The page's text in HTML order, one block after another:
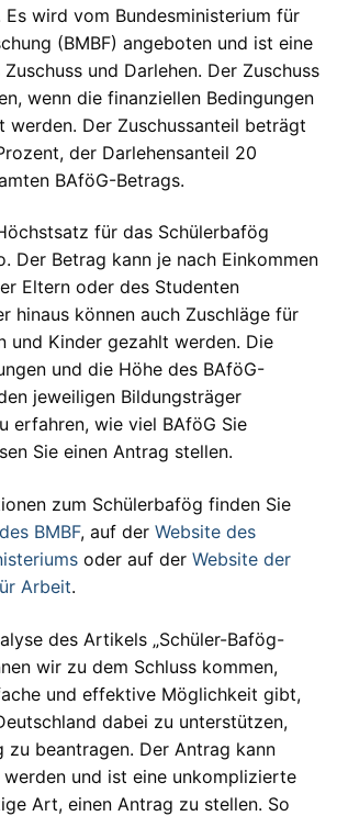
wird vom Bundesministerium für
(BMBF) angeboten und ist eine
und Darlehen. Der Zuschuss
wenn die finanziellen Bedingungen
werden. Der Zuschussanteil beträgt
der Darlehensanteil 20
BAföG-Betrags.
für das Schülerbafög
Der Betrag kann je nach Einkommen
Eltern oder des Studenten
hinaus können auch Zuschläge für
und Kinder gezahlt werden. Die
und die Höhe des BAföG-
jeweiligen Bildungsträger
erfahren, wie viel BAföG Sie
Sie einen Antrag stellen.
zum Schülerbafög finden Sie
BMBF, auf der Website des
oder auf der Website der
Arbeit.
des Artikels „Schüler-Bafög-
wir zu dem Schluss kommen,
und effektive Möglichkeit gibt,
dabei zu unterstützen,
zu beantragen. Der Antrag kann
und ist eine unkomplizierte
Art, einen Antrag zu stellen. So